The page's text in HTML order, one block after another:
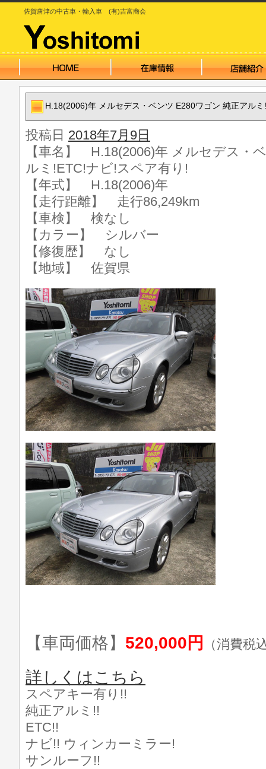
佐賀唐津の中古車・輸入車 (有)吉富商会
H.18(2006)年 メルセデス・ベンツ E280ワゴン 純正アル
投稿日 2018年7月9日
【車名】 H.18(2006)年 メルセデス・
ルミ!ETC!ナビ!スペア有り!
【年式】 H.18(2006)年
【走行距離】 走行86,249km
【車検】 検なし
【カラー】 シルバー
【修復歴】 なし
【地域】 佐賀県
【車両価格】 520,000円 （消費税
詳しくはこちら
スペアキー有り!!
純正アルミ!!
ETC!!
ナビ!! ウィンカーミラー!
サンルーフ!!